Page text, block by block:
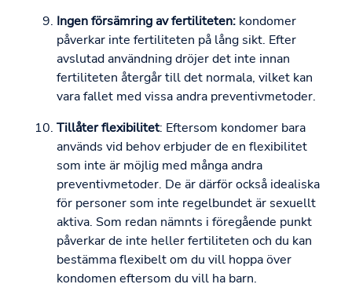
Ingen försämring av fertiliteten: kondomer
påverkar inte fertiliteten på lång sikt. Efter
avslutad användning dröjer det inte innan
fertiliteten återgår till det normala, vilket kan
vara fallet med vissa andra preventivmetoder.
Tillåter flexibilitet: Eftersom kondomer bara
används vid behov erbjuder de en flexibilitet
som inte är möjlig med många andra
preventivmetoder. De är därför också idealiska
för personer som inte regelbundet är sexuellt
aktiva. Som redan nämnts i föregående punkt
påverkar de inte heller fertiliteten och du kan
bestämma flexibelt om du vill hoppa över
kondomen eftersom du vill ha barn.